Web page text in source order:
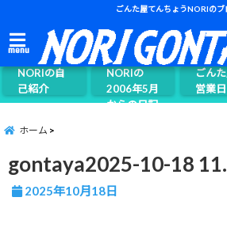
ごんた屋てんちょうNORIのブ
menu
NORIの自
己紹介
ごんた屋て
んちょう
NORIの
2006年5月
からの日記
ごん
営業日
ホーム
gontaya2025-10-18
2025年10月18日